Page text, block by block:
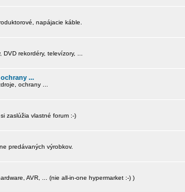
napájacie káble.
DVD rekordéry, televízory, ...
...
ochrany ...
zaslúžia vlastné forum :-)
predávaných výrobkov.
AVR, ... (nie all-in-one hypermarket :-) )